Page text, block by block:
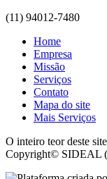
(11) 94012-7480
Home
Empresa
Missão
Serviços
Contato
Mapa do site
Mais Serviços
O inteiro teor deste
Copyright© SIDEAL